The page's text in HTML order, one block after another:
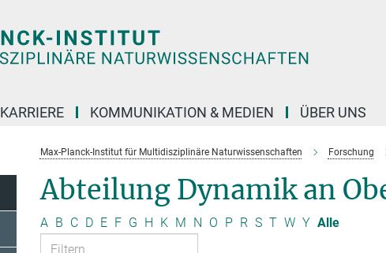
KARRIERE KOMMUNIKATION & MEDIEN ÜBER UNS
Max-Planck-Institut für Multidisziplinäre Naturwissenschaften Forschung
Abteilung Dynamik an
A B C D E F G H K M N O P R S T W Y Alle